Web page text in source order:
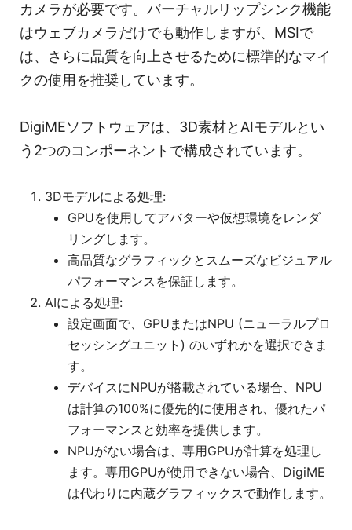
カメラが必要です。バーチャルリップシンク機能
はウェブカメラだけでも動作しますが、MSIで
は、さらに品質を向上させるために標準的なマイ
クの使用を推奨しています。
DigiMEソフトウェアは、3D素材とAIモデルとい
う2つのコンポーネントで構成されています。
3Dモデルによる処理:
GPUを使用してアバターや仮想環境をレンダ
リングします。
高品質なグラフィックとスムーズなビジュアル
パフォーマンスを保証します。
AIによる処理:
設定画面で、GPUまたはNPU (ニューラルプロ
セッシングユニット) のいずれかを選択できま
す。
デバイスにNPUが搭載されている場合、NPU
は計算の100%に優先的に使用され、優れたパ
フォーマンスと効率を提供します。
NPUがない場合は、専用GPUが計算を処理し
ます。専用GPUが使用できない場合、DigiME
は代わりに内蔵グラフィックスで動作します。